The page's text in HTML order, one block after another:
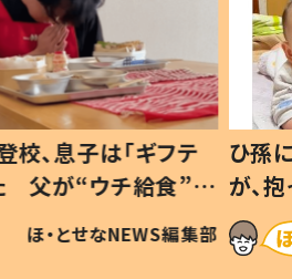
、息子は「ギフテ
父が“ウチ給食”を
由とは #令和の親
ほ・とせなNEWS編集部
ひ孫
が、
「涙
い」